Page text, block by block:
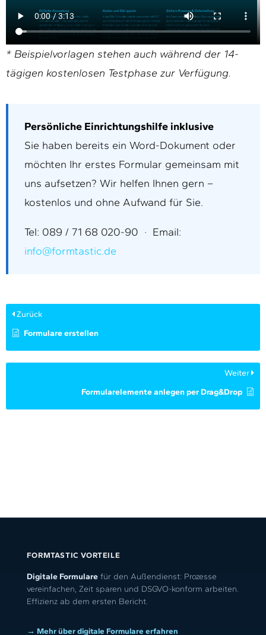
* Beispielvorlagen stehen auch während der 14-
tägigen kostenlosen Testphase zur Verfügung.
Persönliche Einrichtungshilfe inklusive
Sie haben bereits ein Word-Dokument oder
möchten Ihr erstes Formular gemeinsam mit
uns aufsetzen? Wir helfen Ihnen gern –
kostenlos und ohne Aufwand für Sie.
Tel: 089 / 71 68 020-90 · Email:
info@formtastic.de
Zurück
Formulare erstellen
Weiter
Formularelemente anlegen per Drag&Drop
FORMTASTIC VORTEILE
Digitale Formularefür den Außendienst: Prozesse
vereinfachen, Zeit sparen und DSGVO-konform arbeiten.
Effizienz ab dem ersten Bericht.
→ Mehr über digitale Formulare erfahren